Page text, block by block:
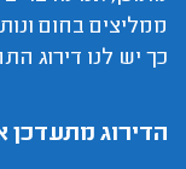
ממליצים בחום
כך יש לנו דירוג
הדירוג מתעדכן